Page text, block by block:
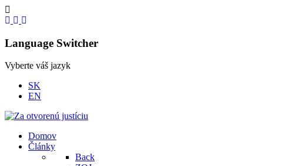
Language Switcher
Vyberte váš jazyk
SK
EN
Domov
Články
Back